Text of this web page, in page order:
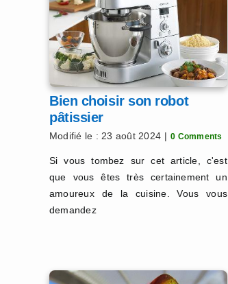
Bien choisir son robot
pâtissier
Modifié le : 23 août 2024 | 0 Comments
Si vous tombez sur cet article, c'est
que vous êtes très certainement un
amoureux de la cuisine. Vous vous
demandez